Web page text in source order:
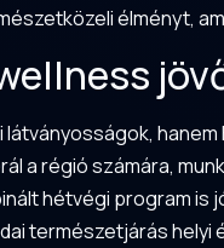
élményt,
látványosságok, hanem
a régió számára,
hétvégi program is
természetjárás